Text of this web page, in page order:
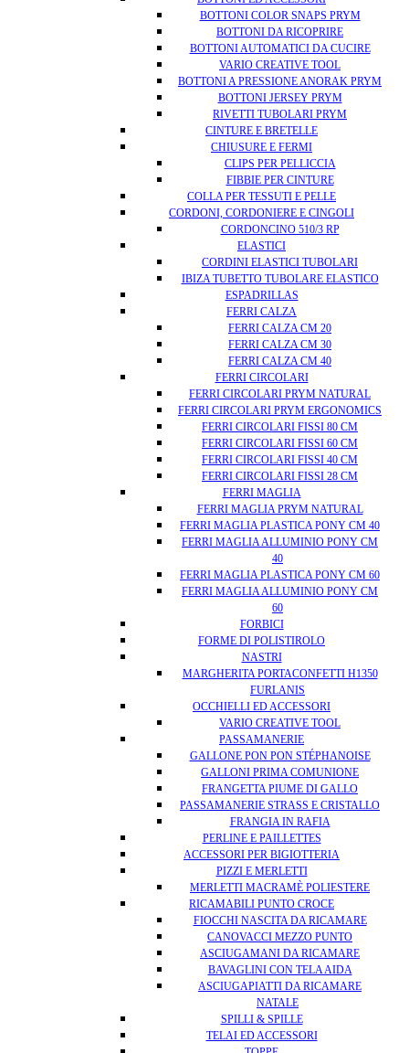
BOTTONI COLOR SNAPS PRYM
BOTTONI DA RICOPRIRE
BOTTONI AUTOMATICI DA CUCIRE
VARIO CREATIVE TOOL
BOTTONI A PRESSIONE ANORAK PRYM
BOTTONI JERSEY PRYM
RIVETTI TUBOLARI PRYM
CINTURE E BRETELLE
CHIUSURE E FERMI
CLIPS PER PELLICCIA
FIBBIE PER CINTURE
COLLA PER TESSUTI E PELLE
CORDONI, CORDONIERE E CINGOLI
CORDONCINO 510/3 RP
ELASTICI
CORDINI ELASTICI TUBOLARI
IBIZA TUBETTO TUBOLARE ELASTICO
ESPADRILLAS
FERRI CALZA
FERRI CALZA CM 20
FERRI CALZA CM 30
FERRI CALZA CM 40
FERRI CIRCOLARI
FERRI CIRCOLARI PRYM NATURAL
FERRI CIRCOLARI PRYM ERGONOMICS
FERRI CIRCOLARI FISSI 80 CM
FERRI CIRCOLARI FISSI 60 CM
FERRI CIRCOLARI FISSI 40 CM
FERRI CIRCOLARI FISSI 28 CM
FERRI MAGLIA
FERRI MAGLIA PRYM NATURAL
FERRI MAGLIA PLASTICA PONY CM 40
FERRI MAGLIA ALLUMINIO PONY CM
40
FERRI MAGLIA PLASTICA PONY CM 60
FERRI MAGLIA ALLUMINIO PONY CM
60
FORBICI
FORME DI POLISTIROLO
NASTRI
MARGHERITA PORTACONFETTI H1350
FURLANIS
OCCHIELLI ED ACCESSORI
VARIO CREATIVE TOOL
PASSAMANERIE
GALLONE PON PON STÉPHANOISE
GALLONI PRIMA COMUNIONE
FRANGETTA PIUME DI GALLO
PASSAMANERIE STRASS E CRISTALLO
FRANGIA IN RAFIA
PERLINE E PAILLETTES
ACCESSORI PER BIGIOTTERIA
PIZZI E MERLETTI
MERLETTI MACRAMÈ POLIESTERE
RICAMABILI PUNTO CROCE
FIOCCHI NASCITA DA RICAMARE
CANOVACCI MEZZO PUNTO
ASCIUGAMANI DA RICAMARE
BAVAGLINI CON TELA AIDA
ASCIUGAPIATTI DA RICAMARE
NATALE
SPILLI & SPILLE
TELAI ED ACCESSORI